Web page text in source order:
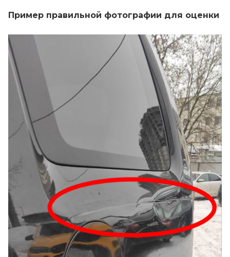
Пример правильной фотографии для оценки